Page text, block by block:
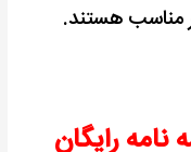
مناسب هستند.
نامه رایگان